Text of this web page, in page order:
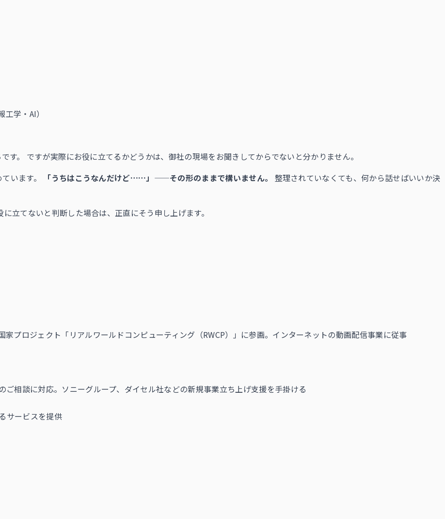
学・AI）
す。 ですが実際にお役に立てるかどうかは、御社の現場をお聞きしてからでないと分かりません。
います。
「うちはこうなんだけど……」——その形のままで構いません。
整理されていなくても、何から話せばいいか決
立てないと判断した場合は、正直にそう申し上げます。
プロジェクト「リアルワールドコンピューティング（RWCP）」に参画。インターネットの動画配信事業に従事
相談に対応。ソニーグループ、ダイセル社などの新規事業立ち上げ支援を手掛ける
サービスを提供